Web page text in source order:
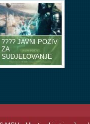
???? JAVNI POZIV
ZA
SUDJELOVANJE
NA EDUKACIJSKIM